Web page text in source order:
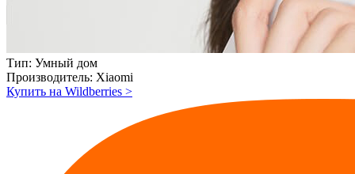
Тип: Умный дом
Производитель: Xiaomi
Купить на Wildberries >